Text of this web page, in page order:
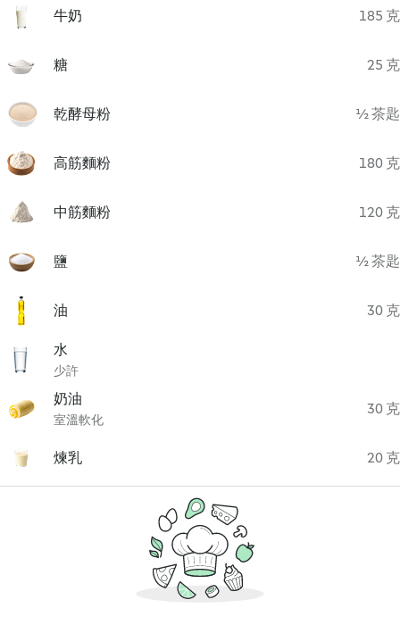
牛奶 185 克
糖 25 克
乾酵母粉 ½ 茶匙
高筋麵粉 180 克
中筋麵粉 120 克
鹽 ½ 茶匙
油 30 克
水
少許
奶油
室溫軟化
30 克
煉乳 20 克